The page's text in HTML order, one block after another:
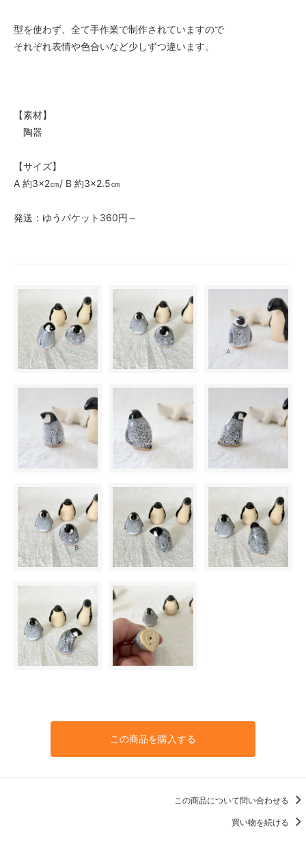
型を使わず、全て手作業で制作されていますので
それぞれ表情や色合いなど少しずつ違います。
【素材】
陶器
【サイズ】
A 約3×2㎝/ B 約3×2.5㎝
発送：ゆうパケット360円～
この商品を購入する
この商品について問い合わせる
買い物を続ける